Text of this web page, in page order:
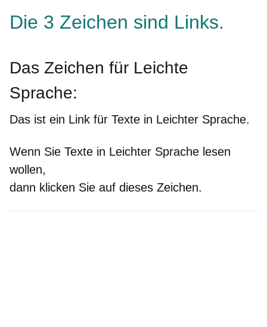
Die 3 Zeichen sind Links.
Das Zeichen für Leichte
Sprache:
Das ist ein Link für Texte in Leichter Sprache.
Wenn Sie Texte in Leichter Sprache lesen
wollen,
dann klicken Sie auf dieses Zeichen.